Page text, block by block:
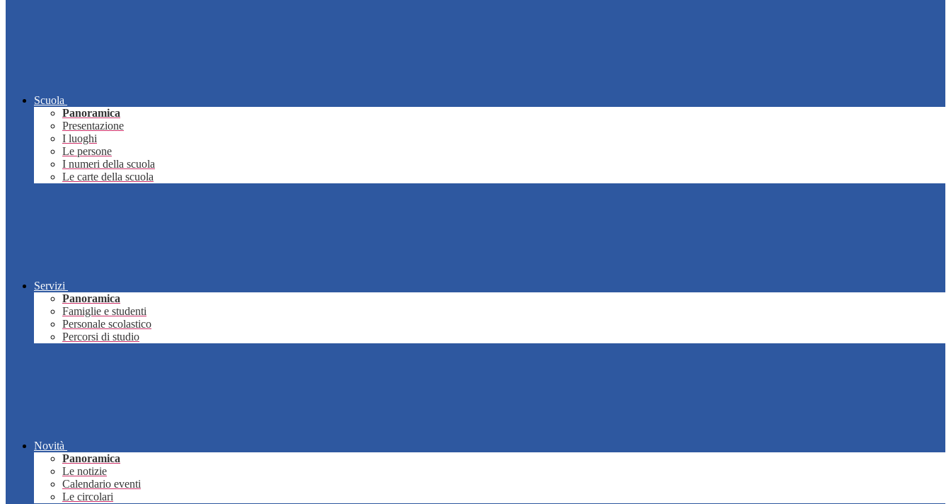
Scuola
Panoramica
Presentazione
I luoghi
Le persone
I numeri della scuola
Le carte della scuola
Servizi
Panoramica
Famiglie e studenti
Personale scolastico
Percorsi di studio
Novità
Panoramica
Le notizie
Calendario eventi
Le circolari